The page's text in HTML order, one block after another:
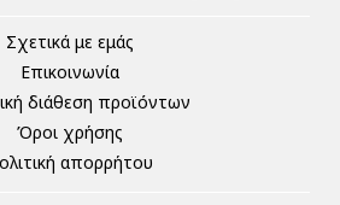
Σχετικά με εμάς
Επικοινωνία
διάθεση προϊόντων
Όροι χρήσης
απορρήτου